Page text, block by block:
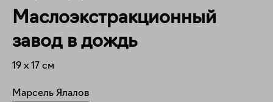
Маслоэкстракционный
завод в дождь
19 x 17 см
Марсель Ялалов